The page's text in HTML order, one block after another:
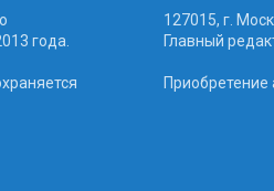
года.
127015, г.
Главный
Приобретение